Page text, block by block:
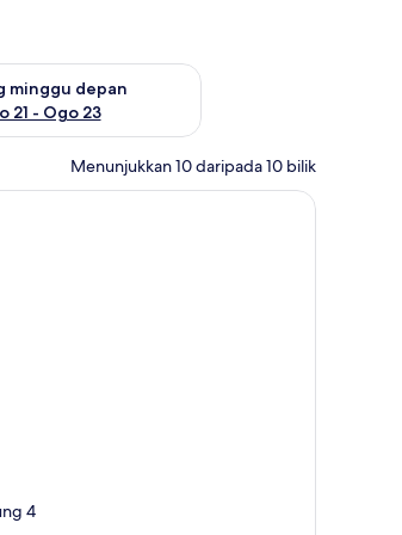
16
minggu depan
21 - Ogo 23
untuk hujung minggu depan Ogo 21 -
Menunjukkan 10 daripada 10 bilik
4